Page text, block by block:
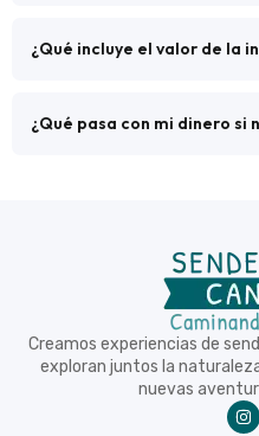
¿Qué incluye el valor de la
¿Qué pasa con mi dinero si
Creamos experiencias de
exploran juntos la
nuevas